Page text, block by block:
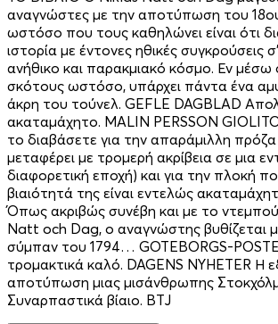
αναγνώστες με την αποτύπωση του
ωστόσο που τους καθηλώνει είναι ότι
ιστορία με έντονες ηθικές συγκρούσεις
ανήθικο και παρακμιακό κόσμο. Εν
σκότους ωστόσο, υπάρχει πάντα ένα
άκρη του τούνελ. GEFLE DAGBLAD
ακαταμάχητο. MALIN PERSSON
το διαβάσετε για την απαράμιλλη
μεταφέρει με τρομερή ακρίβεια σε μια
διαφορετική εποχή) και για την πλοκή
βιαιότητά της είναι εντελώς
Όπως ακριβώς συνέβη και με το
Natt och Dag, ο αναγνώστης βυθίζεται
σύμπαν του 1794… GOTEBORGS-
τρομακτικά καλό. DAGENS NYHETER Η
αποτύπωση μιας μισάνθρωπης
Συναρπαστικά βίαιο. BTJ